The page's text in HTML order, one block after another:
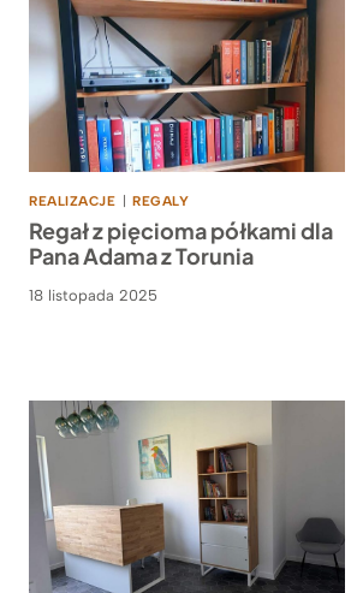
REALIZACJE | REGALY
Regał z pięcioma półkami dla
Pana Adama z Torunia
18 listopada 2025